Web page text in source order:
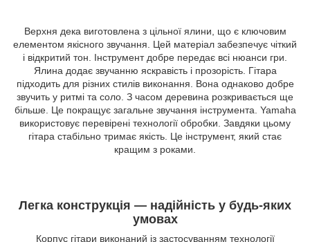
Верхня дека виготовлена з цільної ялини, що є ключовим
елементом якісного звучання. Цей матеріал забезпечує чіткий
і відкритий тон. Інструмент добре передає всі нюанси гри.
Ялина додає звучанню яскравість і прозорість. Гітара
підходить для різних стилів виконання. Вона однаково добре
звучить у ритмі та соло. З часом деревина розкривається ще
більше. Це покращує загальне звучання інструмента. Yamaha
використовує перевірені технології обробки. Завдяки цьому
гітара стабільно тримає якість. Це інструмент, який стає
кращим з роками.
Легка конструкція — надійність у будь-яких
умовах
Корпус гітари виконаний із застосуванням технології